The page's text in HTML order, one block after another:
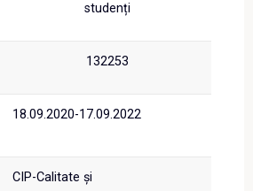
studenți
132253
18.09.2020-17.09.2022
CIP-Calitate și